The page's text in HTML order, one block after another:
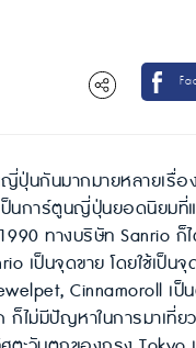
นกันมากมายหลายเรื่อ
นการ์ตูนญี่ปุ่นยอดนิยมที่
ทางบริษัท Sanrio ก็
เป็นจุดขาย โดยใช้เป็
Cinnamoroll เ
ไม่มีปัญหาในการมาเที่